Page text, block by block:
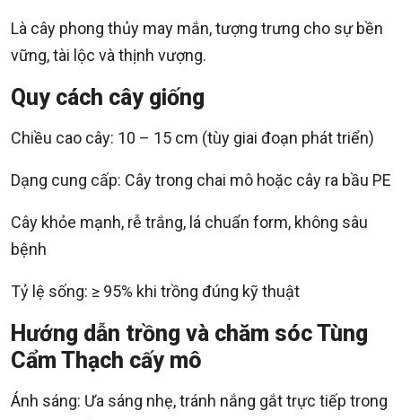
Là cây phong thủy may mắn, tượng trưng cho sự bền
vững, tài lộc và thịnh vượng.
Quy cách cây giống
Chiều cao cây: 10 – 15 cm (tùy giai đoạn phát triển)
Dạng cung cấp: Cây trong chai mô hoặc cây ra bầu PE
Cây khỏe mạnh, rễ trắng, lá chuẩn form, không sâu
bệnh
Tỷ lệ sống: ≥ 95% khi trồng đúng kỹ thuật
Hướng dẫn trồng và chăm sóc Tùng
Cẩm Thạch cấy mô
Ánh sáng: Ưa sáng nhẹ, tránh nắng gắt trực tiếp trong